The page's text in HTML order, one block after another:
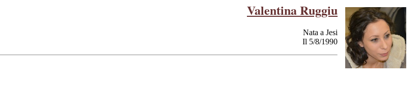
Valentina Ruggiu
Nata a Jesi
Il 5/8/1990